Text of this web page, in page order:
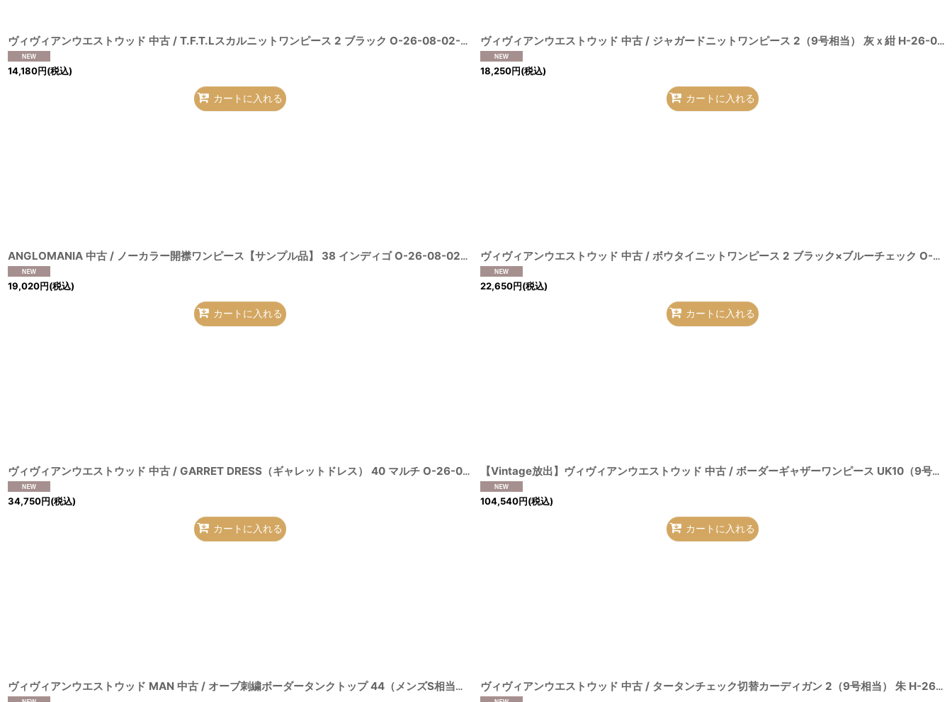
ヴィヴィアンウエストウッド 中古 / T.F.T.Lスカルニットワンピース 2 ブラック O-26-08-02-033-op-IG-OS [2110060000003816-O-26-08-02-033-op-IG-OS]
14,180円(税込)
カートに入れる
ヴィヴィアンウエストウッド 中古 / ジャガードニットワンピース 2（9号相当） 灰ｘ紺 H-26-08-02-003-op-OD-ZH
18,250円(税込)
カートに入れる
ANGLOMANIA 中古 / ノーカラー開襟ワンピース【サンプル品】 38 インディゴ O-26-08-02-038-op-IG-OS [2110060000003824-O-26-08-02-038-op-IG-OS]
19,020円(税込)
カートに入れる
ヴィヴィアンウエストウッド 中古 / ボウタイニットワンピース 2 ブラック×ブルーチェック O-26-08-02-029-op-IG-OS
22,650円(税込)
カートに入れる
ヴィヴィアンウエストウッド 中古 / GARRET DRESS（ギャレットドレス） 40 マルチ O-26-08-02-009-op-YM-OS [2100080000088709-O-26-08-02-009-op-YM-OS]
34,750円(税込)
カートに入れる
【Vintage放出】ヴィヴィアンウエストウッド 中古 / ボーダーギャザーワンピース UK10（9号相当） 黒 H-26-07-25-018-op-OD-ZH
104,540円(税込)
カートに入れる
ヴィヴィアンウエストウッド MAN 中古 / オーブ刺繍ボーダータンクトップ 44（メンズS相当） 黒ｘ灰 H-26-08-09-012-to-OD-ZH [2100050000015553-H-26-08-09-012-to-OD-ZH] ヴィヴィアンウエストウッド 中古 / タータンチェック切替カーディガン 2（9号相当） 朱 H-26-08-09-014-to-OD-ZH